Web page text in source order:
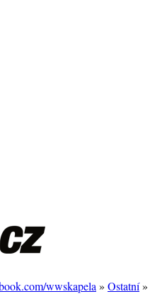
wwskapela » Ostatní»